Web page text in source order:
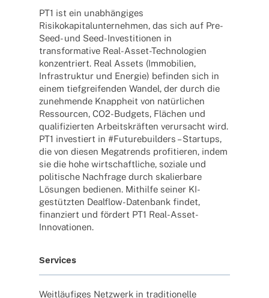
PT1 ist ein unab­hän­gi­ges
Risi­ko­ka­pi­tal­un­ter­neh­men, das sich auf Pre-
Seed- und Seed-Inves­­ti­­tio­­nen in
trans­for­ma­tive Real-Asset-Tech­­no­­lo­­gien
konzen­triert. Real Assets (Immo­bi­lien,
Infra­struk­tur und Ener­gie) befin­den sich in
einem tief­grei­fen­den Wandel, der durch die
zuneh­mende Knapp­heit von natür­li­chen
Ressour­cen, CO2-Budgets, Flächen und
quali­fi­zier­ten Arbeits­kräf­ten verur­sacht wird.
PT1 inves­tiert in #Futur­ebuil­ders – Start­ups,
die von diesen Mega­trends profi­tie­ren, indem
sie die hohe wirt­schaft­li­che, soziale und
poli­ti­sche Nach­frage durch skalier­bare
Lösun­gen bedie­nen. Mithilfe seiner KI-
gestüt­z­­ten Deal­f­­low-Daten­­­bank findet,
finan­ziert und fördert PT1 Real-Asset-
Innovationen.
Services
Weit­läu­fi­ges Netz­werk in tradi­tio­nelle